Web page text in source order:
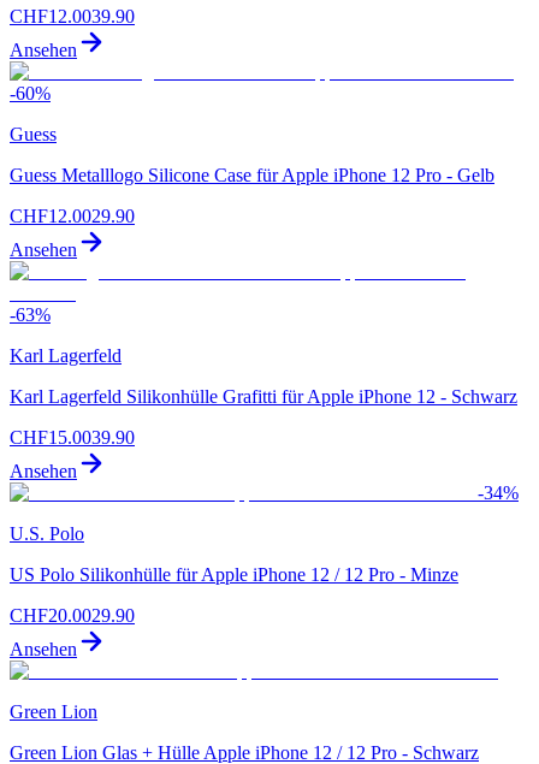
CHF12.0039.90
Ansehen
-60%
Guess
Guess Metalllogo Silicone Case für Apple iPhone 12 Pro - Gelb
CHF12.0029.90
Ansehen
-63%
Karl Lagerfeld
Karl Lagerfeld Silikonhülle Grafitti für Apple iPhone 12 - Schwarz
CHF15.0039.90
Ansehen
-34%
U.S. Polo
US Polo Silikonhülle für Apple iPhone 12 / 12 Pro - Minze
CHF20.0029.90
Ansehen
Green Lion
Green Lion Glas + Hülle Apple iPhone 12 / 12 Pro - Schwarz